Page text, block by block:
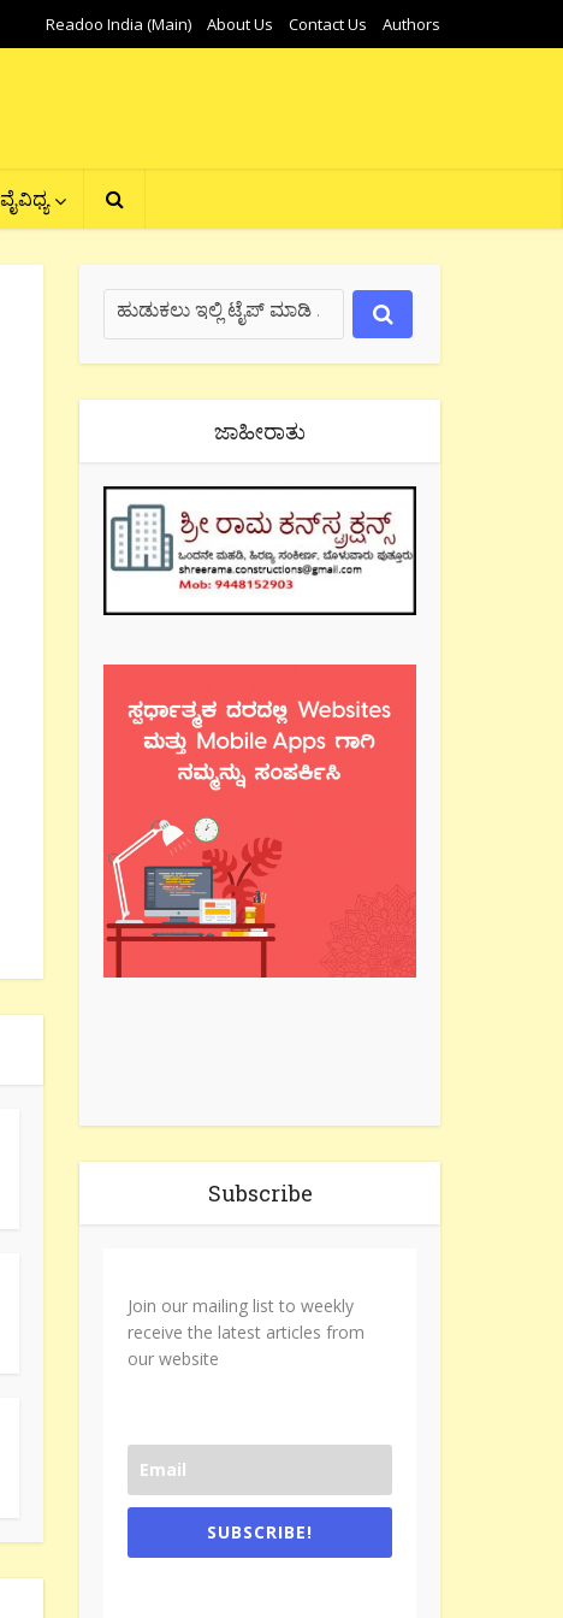
Readoo India (Main) About Us Contact Us Authors
ವೈವಿಧ್ಯ
ಜಾಹೀರಾತು
Subscribe
Join our mailing list to weekly
receive the latest articles from
our website
SUBSCRIBE!